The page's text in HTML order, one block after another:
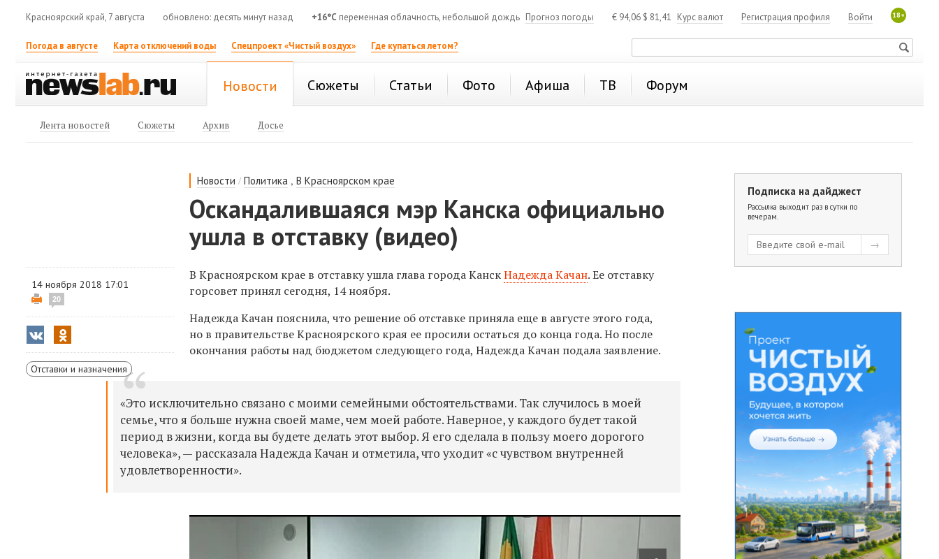
Красноярский край, 7 августа обновлено: десять минут назад +16°C переменная облачность, небольшой дождь Прогноз погоды € 94,06 $ 81,41 Курс валют 18+
Войти
Регистрация профиля
Погода в августе Карта отключений воды Спецпроект «Чистый воздух» Где купаться летом?
Новости Сюжеты Статьи Фото Афиша ТВ Форум
Лента новостей Сюжеты Архив Досье
Новости /Политика ,В Красноярском крае
Оскандалившаяся мэр Канска официально
ушла в отставку (видео)
14 ноября 2018 17:01
20
Отставки и назначения
В Красноярском крае в отставку ушла глава города КанскНадежда Качан. Ее отставку
горсовет принял сегодня, 14 ноября.
Надежда Качан пояснила, что решение об отставке приняла еще в августе этого года,
но в правительстве Красноярского края ее просили остаться до конца года. Но после
окончания работы над бюджетом следующего года, Надежда Качан подала заявление.
«Это исключительно связано с моими семейными обстоятельствами. Так случилось в моей
семье, что я больше нужна своей маме, чем моей работе. Наверное, у каждого будет такой
период в жизни, когда вы будете делать этот выбор. Я его сделала в пользу моего дорогого
человека», — рассказала Надежда Качан и отметила, что уходит «с чувством внутренней
удовлетворенности».
Подписка на дайджест
Рассылка выходит раз в сутки по
вечерам.